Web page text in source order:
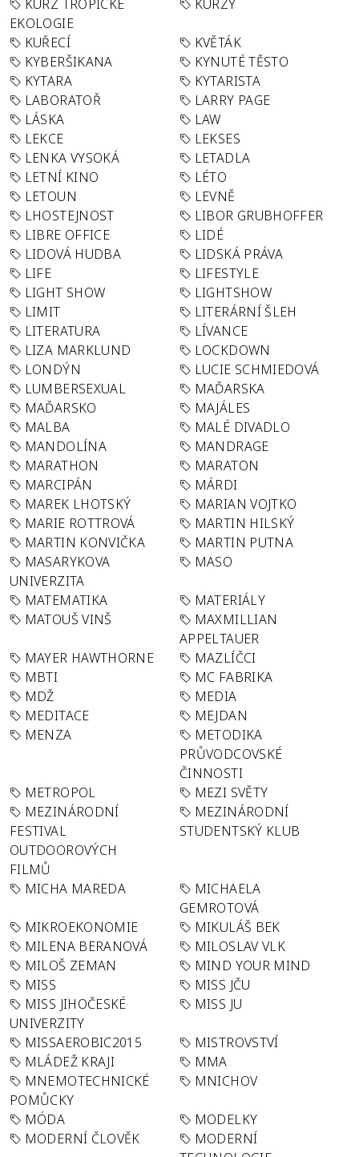
KURZ TROPICKÉ
EKOLOGIE
KURZY
KUŘECÍ
KVĚTÁK
KYBERŠIKANA
KYNUTÉ TĚSTO
KYTARA
KYTARISTA
LABORATOŘ
LARRY PAGE
LÁSKA
LAW
LEKCE
LEKSES
LENKA VYSOKÁ
LETADLA
LETNÍ KINO
LÉTO
LETOUN
LEVNĚ
LHOSTEJNOST
LIBOR GRUBHOFFER
LIBRE OFFICE
LIDÉ
LIDOVÁ HUDBA
LIDSKÁ PRÁVA
LIFE
LIFESTYLE
LIGHT SHOW
LIGHTSHOW
LIMIT
LITERÁRNÍ ŠLEH
LITERATURA
LÍVANCE
LIZA MARKLUND
LOCKDOWN
LONDÝN
LUCIE SCHMIEDOVÁ
LUMBERSEXUAL
MAĎARSKA
MAĎARSKO
MAJÁLES
MALBA
MALÉ DIVADLO
MANDOLÍNA
MANDRAGE
MARATHON
MARATON
MARCIPÁN
MÁRDI
MAREK LHOTSKÝ
MARIAN VOJTKO
MARIE ROTTROVÁ
MARTIN HILSKÝ
MARTIN KONVIČKA
MARTIN PUTNA
MASARYKOVA
UNIVERZITA
MASO
MATEMATIKA
MATERIÁLY
MATOUŠ VINŠ
MAXMILLIAN
APPELTAUER
MAYER HAWTHORNE
MAZLÍČCI
MBTI
MC FABRIKA
MDŽ
MEDIA
MEDITACE
MEJDAN
MENZA
METODIKA
PRŮVODCOVSKÉ
ČINNOSTI
METROPOL
MEZI SVĚTY
MEZINÁRODNÍ
FESTIVAL
OUTDOOROVÝCH
FILMŮ
MEZINÁRODNÍ
STUDENTSKÝ KLUB
MICHA MAREDA
MICHAELA
GEMROTOVÁ
MIKROEKONOMIE
MIKULÁŠ BEK
MILENA BERANOVÁ
MILOSLAV VLK
MILOŠ ZEMAN
MIND YOUR MIND
MISS
MISS JČU
MISS JIHOČESKÉ
UNIVERZITY
MISS JU
MISSAEROBIC2015
MISTROVSTVÍ
MLÁDEŽ KRAJI
MMA
MNEMOTECHNICKÉ
POMŮCKY
MNICHOV
MÓDA
MODELKY
MODERNÍ ČLOVĚK
MODERNÍ